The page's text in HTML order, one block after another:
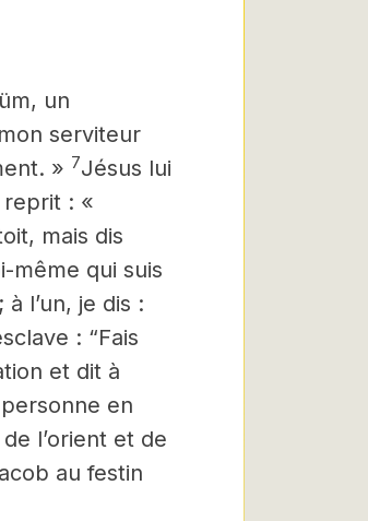
un
serviteur
» 7Jésus lui
reprit : «
mais dis
même qui suis
l’un, je dis :
: “Fais
et dit à
en
l’orient et de
au festin